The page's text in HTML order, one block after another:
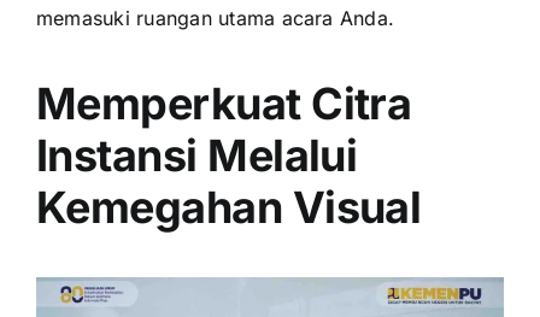
memasuki ruangan utama acara Anda.
Memperkuat Citra
Instansi Melalui
Kemegahan Visual